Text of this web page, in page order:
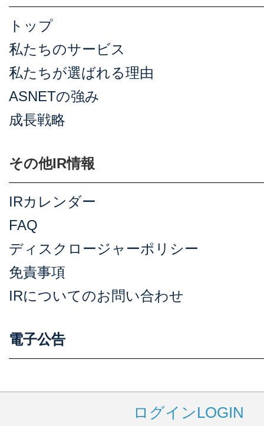
トップ
私たちのサービス
私たちが選ばれる理由
ASNETの強み
成長戦略
その他IR情報
IRカレンダー
FAQ
ディスクロージャーポリシー
免責事項
IRについてのお問い合わせ
電子公告
ログインLOGIN